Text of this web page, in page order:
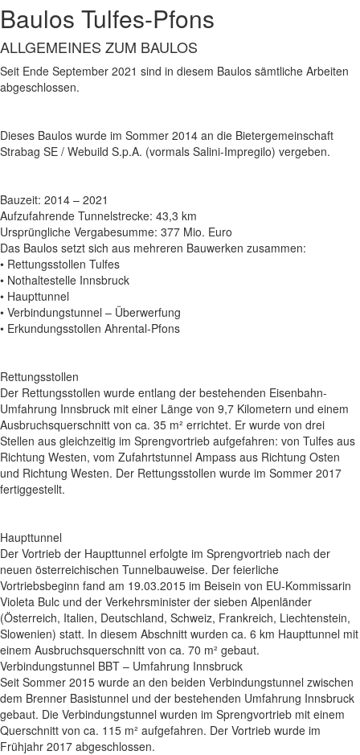
Baulos Tulfes-Pfons
ALLGEMEINES ZUM BAULOS
Seit Ende September 2021 sind in diesem Baulos sämtliche Arbeiten
abgeschlossen.
Dieses Baulos wurde im Sommer 2014 an die Bietergemeinschaft
Strabag SE / Webuild S.p.A. (vormals Salini-Impregilo) vergeben.
Bauzeit: 2014 – 2021
Aufzufahrende Tunnelstrecke: 43,3 km
Ursprüngliche Vergabesumme: 377 Mio. Euro
Das Baulos setzt sich aus mehreren Bauwerken zusammen:
• Rettungsstollen Tulfes
• Nothaltestelle Innsbruck
• Haupttunnel
• Verbindungstunnel – Überwerfung
• Erkundungsstollen Ahrental-Pfons
Rettungsstollen
Der Rettungsstollen wurde entlang der bestehenden Eisenbahn-
Umfahrung Innsbruck mit einer Länge von 9,7 Kilometern und einem
Ausbruchsquerschnitt von ca. 35 m² errichtet. Er wurde von drei
Stellen aus gleichzeitig im Sprengvortrieb aufgefahren: von Tulfes aus
Richtung Westen, vom Zufahrtstunnel Ampass aus Richtung Osten
und Richtung Westen. Der Rettungsstollen wurde im Sommer 2017
fertiggestellt.
Haupttunnel
Der Vortrieb der Haupttunnel erfolgte im Sprengvortrieb nach der
neuen österreichischen Tunnelbauweise. Der feierliche
Vortriebsbeginn fand am 19.03.2015 im Beisein von EU-Kommissarin
Violeta Bulc und der Verkehrsminister der sieben Alpenländer
(Österreich, Italien, Deutschland, Schweiz, Frankreich, Liechtenstein,
Slowenien) statt. In diesem Abschnitt wurden ca. 6 km Haupttunnel mit
einem Ausbruchsquerschnitt von ca. 70 m² gebaut.
Verbindungstunnel BBT – Umfahrung Innsbruck
Seit Sommer 2015 wurde an den beiden Verbindungstunnel zwischen
dem Brenner Basistunnel und der bestehenden Umfahrung Innsbruck
gebaut. Die Verbindungstunnel wurden im Sprengvortrieb mit einem
Querschnitt von ca. 115 m² aufgefahren. Der Vortrieb wurde im
Frühjahr 2017 abgeschlossen.